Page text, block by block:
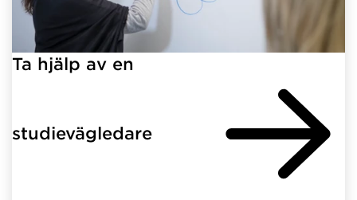
Ta hjälp av en
studievägledare